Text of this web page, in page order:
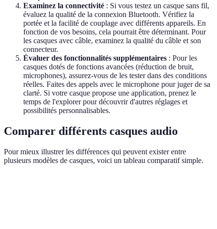
Examinez la connectivité : Si vous testez un casque sans fil,
évaluez la qualité de la connexion Bluetooth. Vérifiez la
portée et la facilité de couplage avec différents appareils. En
fonction de vos besoins, cela pourrait être déterminant. Pour
les casques avec câble, examinez la qualité du câble et son
connecteur.
Évaluer des fonctionnalités supplémentaires : Pour les
casques dotés de fonctions avancées (réduction de bruit,
microphones), assurez-vous de les tester dans des conditions
réelles. Faites des appels avec le microphone pour juger de sa
clarté. Si votre casque propose une application, prenez le
temps de l'explorer pour découvrir d'autres réglages et
possibilités personnalisables.
Comparer différents casques audio
Pour mieux illustrer les différences qui peuvent exister entre
plusieurs modèles de casques, voici un tableau comparatif simple.